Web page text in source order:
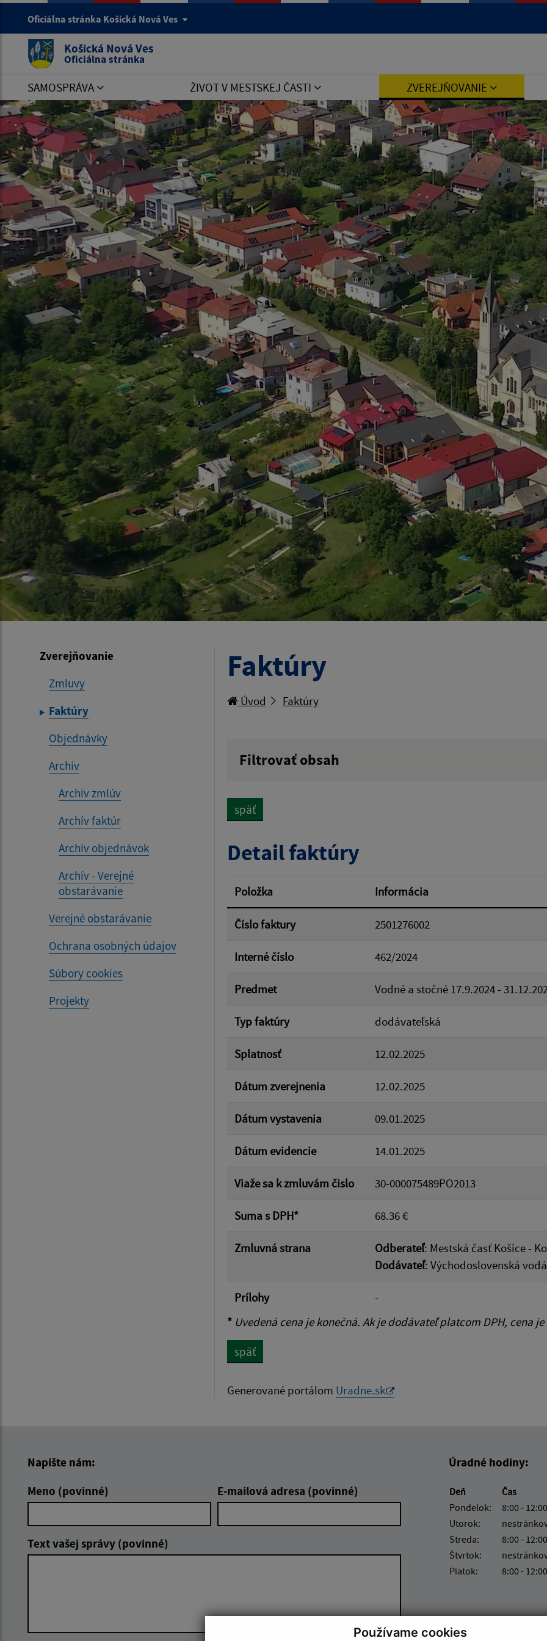
Používame cookies
Oficiálna stránka Košická Nová Ves
Košická Nová Ves
Oficiálna stránka
SAMOSPRÁVA ŽIVOT V MESTSKEJ ČASTI ZVEREJŇOVANIE
Zverejňovanie
Zmluvy
Faktúry
Objednávky
Archív
Archív zmlúv
Archív faktúr
Archív objednávok
Archív - Verejné
obstarávanie
Verejné obstarávanie
Ochrana osobných údajov
Súbory cookies
Projekty
Faktúry
Úvod Faktúry
Filtrovať obsah
Suma od:
Filtrovať
späť
Detail faktúry
Položka Informácia
Číslo faktury 2501276002
Interné číslo 462/2024
Predmet Vodné a stočné 17.9.2024 -
Typ faktúry dodávateľská
Splatnosť 12.02.2025
Dátum zverejnenia 12.02.2025
Dátum vystavenia 09.01.2025
Dátum evidencie 14.01.2025
Viaže sa k zmluvám čislo 30-000075489PO2013
Suma s DPH* 68.36 €
Zmluvná strana Odberateľ: Mestská časť Košice -
Dodávateľ: Východoslovenská
Prílohy
-
* Uvedená cena je konečná. Ak je dodávateľ platcom DPH, cena
späť
Generované portálom Uradne.sk
Napíšte nám:
Meno (povinné)
E-mailová adresa (povinné)
Text vašej správy (povinné)
Úradné hodiny:
Deň
Čas
Pondelok:
8:00 -
Utorok:
Streda:
8:00 -
Štvrtok:
Piatok:
8:00 - 12:00